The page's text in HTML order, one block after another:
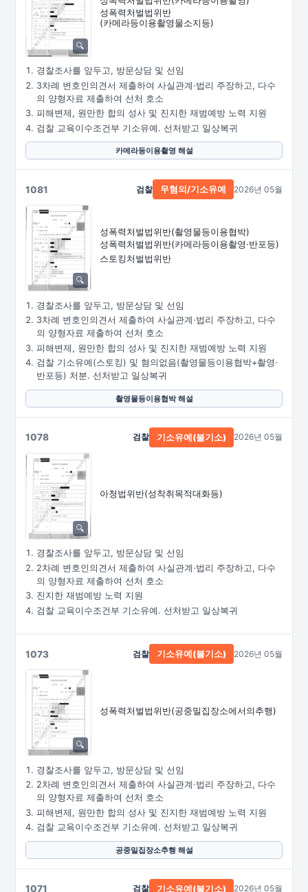
성폭력처벌법위반
(카메라등이용촬영물소지등)
경찰조사를 앞두고, 방문상담 및 선임
3차례 변호인의견서 제출하여 사실관계·법리 주장하고, 다수
의 양형자료 제출하여 선처 호소
피해변제, 원만한 합의 성사 및 진지한 재범예방 노력 지원
검찰 교육이수조건부 기소유예. 선처받고 일상복귀
카메라등이용촬영 해설
1081
성폭력처벌법위반(촬영물등이용협박)
성폭력처벌법위반(카메라등이용촬영·반포등)
스토킹처벌법위반
검찰 무혐의/기소유예 2026년 05월
경찰조사를 앞두고, 방문상담 및 선임
3차례 변호인의견서 제출하여 사실관계·법리 주장하고, 다수
의 양형자료 제출하여 선처 호소
피해변제, 원만한 합의 성사 및 진지한 재범예방 노력 지원
검찰 기소유예(스토킹) 및 혐의없음(촬영물등이용협박+촬영·
반포등) 처분. 선처받고 일상복귀
촬영물등이용협박 해설
1078
아청법위반(성착취목적대화등)
검찰 기소유예(불기소) 2026년 05월
경찰조사를 앞두고, 방문상담 및 선임
2차례 변호인의견서 제출하여 사실관계·법리 주장하고, 다수
의 양형자료 제출하여 선처 호소
진지한 재범예방 노력 지원
검찰 교육이수조건부 기소유예. 선처받고 일상복귀
1073
성폭력처벌법위반(공중밀집장소에서의추행)
검찰 기소유예(불기소) 2026년 05월
경찰조사를 앞두고, 방문상담 및 선임
2차례 변호인의견서 제출하여 사실관계·법리 주장하고, 다수
의 양형자료 제출하여 선처 호소
피해변제, 원만한 합의 성사 및 진지한 재범예방 노력 지원
검찰 교육이수조건부 기소유예. 선처받고 일상복귀
공중밀집장소추행 해설
1071 검찰 기소유예(불기소) 2026년 05월